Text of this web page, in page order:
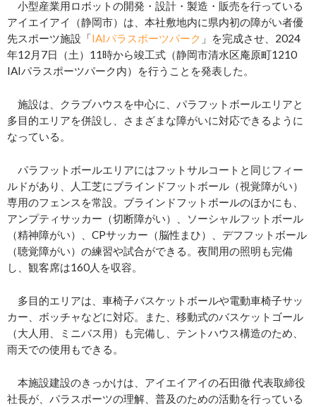
小型産業用ロボットの開発・設計・製造・販売を行っている
アイエイアイ（静岡市）は、本社敷地内に県内初の障がい者優
先スポーツ施設「IAIパラスポーツパーク 」を完成させ、2024
年12月7日（土）11時から竣工式（静岡市清水区庵原町1210
IAIパラスポーツパーク内）を行うことを発表した。
施設は、クラブハウスを中心に、パラフットボールエリアと
多目的エリアを併設し、さまざまな障がいに対応できるように
なっている。
パラフットボールエリアにはフットサルコートと同じフィー
ルドがあり、人工芝にブラインドフットボール（視覚障がい）
専用のフェンスを常設。ブラインドフットボールのほかにも、
アンプティサッカー（切断障がい）、ソーシャルフットボール
（精神障がい）、CPサッカー（脳性まひ）、デフフットボール
（聴覚障がい）の練習や試合ができる。夜間用の照明も完備
し、観客席は160人を収容。
多目的エリアは、車椅子バスケットボールや電動車椅子サッ
カー、ボッチャなどに対応。また、移動式のバスケットゴール
（大人用、ミニバス用）も完備し、テントハウス構造のため、
雨天での使用もできる。
本施設建設のきっかけは、アイエイアイの石田徹 代表取締役
社長が、パラスポーツの理解、普及のための活動を行っている